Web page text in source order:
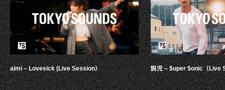
aimi – Lovesick (Live Session） 鋭児 – $uper $onic（Live